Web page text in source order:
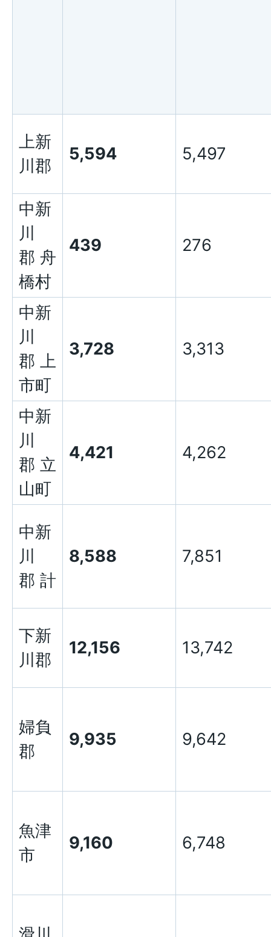
上新
川郡
5,594 5,497
中新
川
郡 舟
橋村
439 276
中新
川
郡 上
市町
3,728 3,313
中新
川
郡 立
山町
4,421 4,262
中新
川
郡 計
8,588 7,851
下新
川郡
12,156 13,742
婦負
郡
9,935 9,642
魚津
市
9,160 6,748